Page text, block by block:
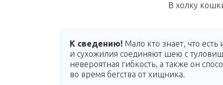
В холку
К сведению! Мало кто знает, что
и сухожилия соединяют шею с
невероятная гибкость, а также он
во время бегства от хищника.